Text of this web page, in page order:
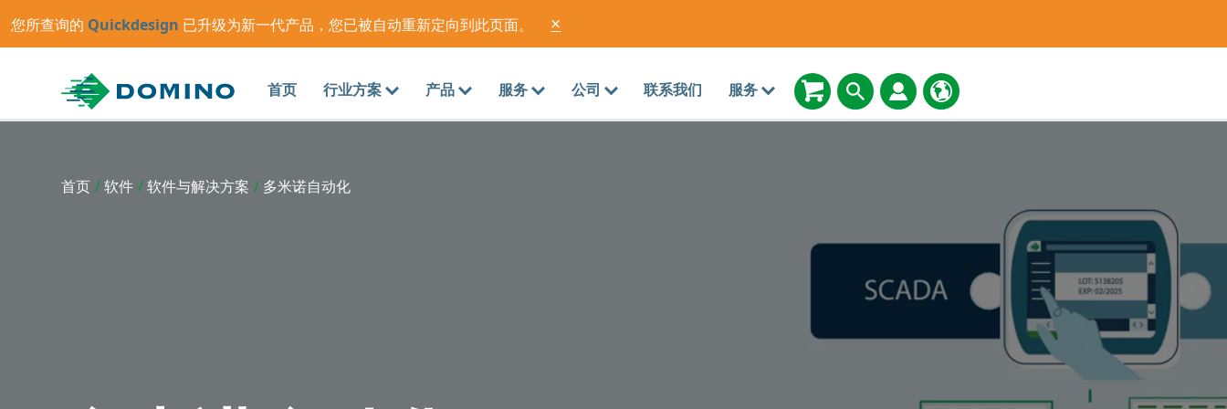
您所查询的 Quickdesign 已升级为新一代产品，您已被自动重新定向到此页面。 ×
首页 行业方案 产品 服务 公司 联系我们 服务
首页 /软件 /软件与解决方案 / 多米诺自动化